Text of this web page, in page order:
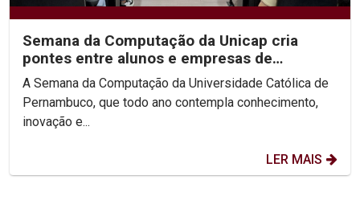
Semana da Computação da Unicap cria
pontes entre alunos e empresas de
tecnologia
A Semana da Computação da Universidade Católica de
Pernambuco, que todo ano contempla conhecimento,
inovação e...
LER MAIS